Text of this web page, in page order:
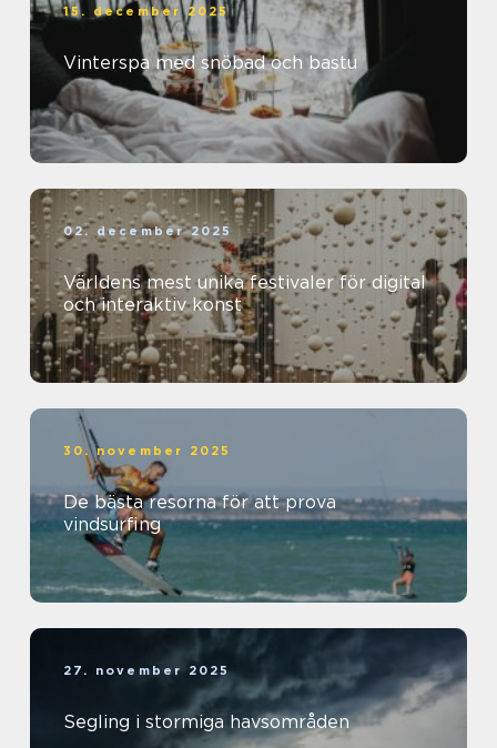
15. december 2025
Vinterspa med snöbad och bastu
02. december 2025
Världens mest unika festivaler för digital
och interaktiv konst
30. november 2025
De bästa resorna för att prova
vindsurfing
27. november 2025
Segling i stormiga havsområden